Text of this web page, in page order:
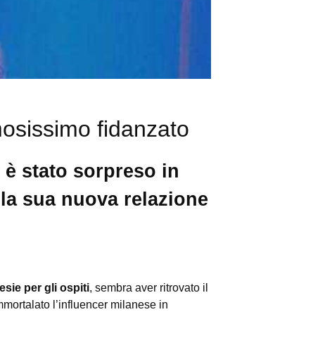
fidanzato
stato sorpreso in
sua nuova relazione
per gli ospiti, sembra aver ritrovato il
l’influencer milanese in